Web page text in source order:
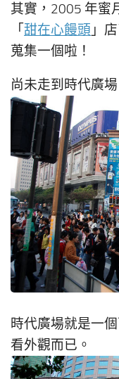
其實，2005 年蜜
「 甜在心饅頭 」
蒐集一個啦！
尚未走到時代廣
時代廣場就是一
看外觀而已。